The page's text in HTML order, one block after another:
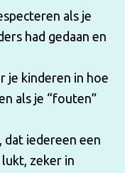
als je
had gedaan en
je kinderen in hoe
als je “fouten”
dat iedereen een
zeker in